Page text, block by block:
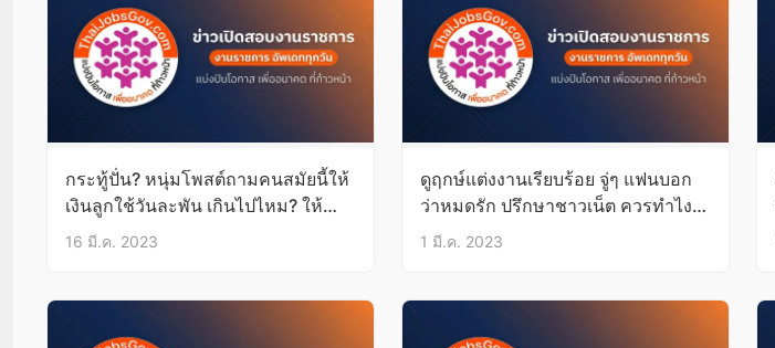
กระทู้ปั่น? หนุ่มโพสต์ถามคนสมัยนี้ให้
เงินลูกใช้วันละพัน เกินไปไหม? ให้
เยอะจนเด็กคิดไม่เป็น
16 มี.ค. 2023
ดูฤกษ์แต่งงานเรียบร้อย จู่ๆ แฟนบอก
ว่าหมดรัก ปรึกษาชาวเน็ต ควรทำไง
ดี?
1 มี.ค. 2023